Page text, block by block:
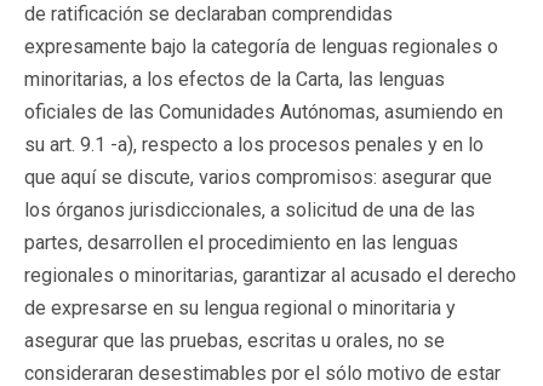
de ratificación se declaraban comprendidas
expresamente bajo la categoría de lenguas regionales o
minoritarias, a los efectos de la Carta, las lenguas
oficiales de las Comunidades Autónomas, asumiendo en
su art. 9.1 -a), respecto a los procesos penales y en lo
que aquí se discute, varios compromisos: asegurar que
los órganos jurisdiccionales, a solicitud de una de las
partes, desarrollen el procedimiento en las lenguas
regionales o minoritarias, garantizar al acusado el derecho
de expresarse en su lengua regional o minoritaria y
asegurar que las pruebas, escritas u orales, no se
consideraran desestimables por el sólo motivo de estar